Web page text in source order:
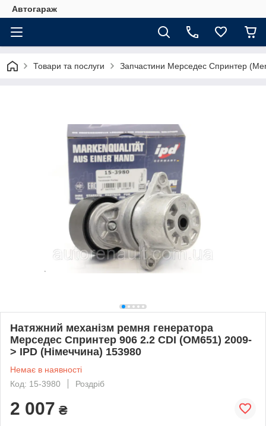
Автогараж
Товари та послуги Запчастини Мерседес Спринтер
Натяжний механізм ремня генератора
Мерседес Спринтер 906 2.2 CDI (ОМ651) 2009-
> IPD (Німеччина) 153980
Немає в наявності
Код: 15-3980
Роздріб
2 007 ₴